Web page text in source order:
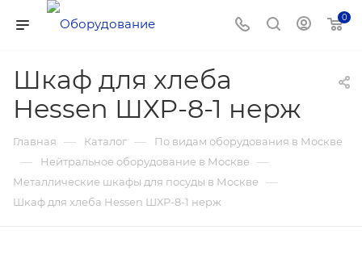
0
Шкаф для хлеба
Hessen ШХР-8-1 нерж
Главная — Каталог — По видам оборудования в Москве
— Нейтральное оборудование в Москве —
Металлические шкафы для посуды в Москве —
Шкаф для хлеба Hessen ШХР-8-1 нерж